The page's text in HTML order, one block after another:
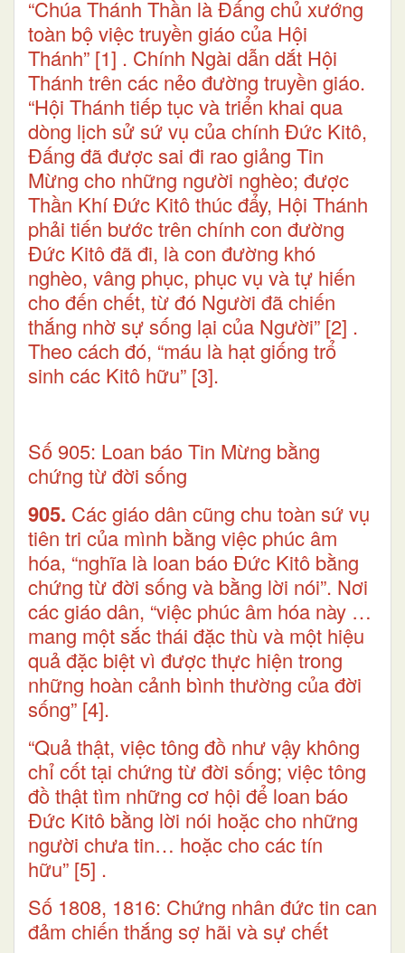
“Chúa Thánh Thần là Đấng chủ xướng
toàn bộ việc truyền giáo của Hội
Thánh” [1] . Chính Ngài dẫn dắt Hội
Thánh trên các nẻo đường truyền giáo.
“Hội Thánh tiếp tục và triển khai qua
dòng lịch sử sứ vụ của chính Đức Kitô,
Đấng đã được sai đi rao giảng Tin
Mừng cho những người nghèo; được
Thần Khí Đức Kitô thúc đẩy, Hội Thánh
phải tiến bước trên chính con đường
Đức Kitô đã đi, là con đường khó
nghèo, vâng phục, phục vụ và tự hiến
cho đến chết, từ đó Người đã chiến
thắng nhờ sự sống lại của Người” [2] .
Theo cách đó, “máu là hạt giống trổ
sinh các Kitô hữu” [3].
Số 905: Loan báo Tin Mừng bằng
chứng từ đời sống
905. Các giáo dân cũng chu toàn sứ vụ
tiên tri của mình bằng việc phúc âm
hóa, “nghĩa là loan báo Đức Kitô bằng
chứng từ đời sống và bằng lời nói”. Nơi
các giáo dân, “việc phúc âm hóa này …
mang một sắc thái đặc thù và một hiệu
quả đặc biệt vì được thực hiện trong
những hoàn cảnh bình thường của đời
sống” [4].
“Quả thật, việc tông đồ như vậy không
chỉ cốt tại chứng từ đời sống; việc tông
đồ thật tìm những cơ hội để loan báo
Đức Kitô bằng lời nói hoặc cho những
người chưa tin… hoặc cho các tín
hữu” [5] .
Số 1808, 1816: Chứng nhân đức tin can
đảm chiến thắng sợ hãi và sự chết